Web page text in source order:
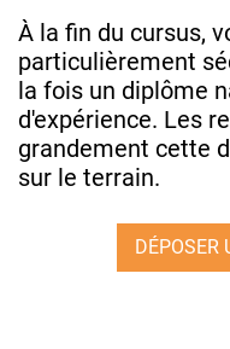
À la fin du cursus,
particulièrement
la fois un diplôme
d'expérience. Les
grandement cette
sur le terrain.
DÉPOSER